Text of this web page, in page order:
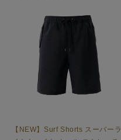
【NEW】Surf Shorts スーパーラ